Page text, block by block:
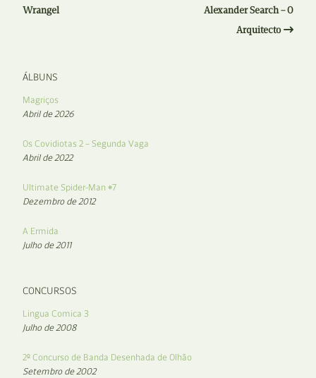
Wrangel
Alexander Search – O
Arquitecto
ÁLBUNS
Magriços
Abril de 2026
Os Covidiotas 2 – Segunda Vaga
Abril de 2022
Ultimate Spider-Man #7
Dezembro de 2012
A Ermida
Julho de 2011
CONCURSOS
Lingua Comica 3
Julho de 2008
2º Concurso de Banda Desenhada de Olhão
Setembro de 2002